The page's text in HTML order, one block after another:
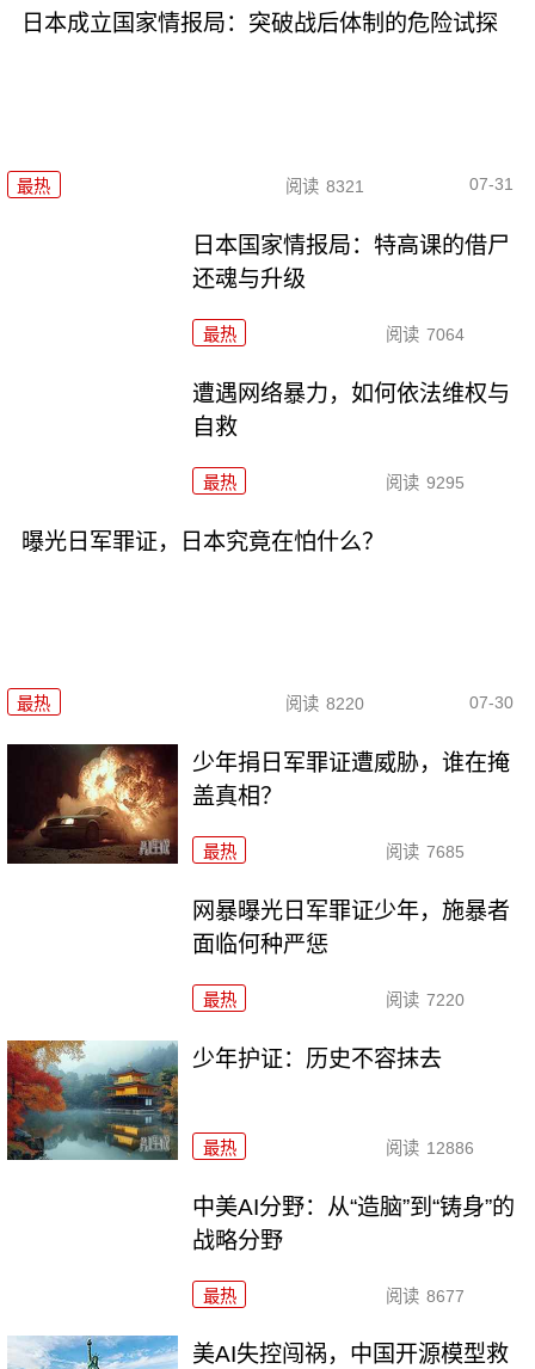
日本成立国家情报局：突破战后体制的危险试探
最热 阅读 8321 07-31
日本国家情报局：特高课的借尸
还魂与升级
最热 阅读 7064
遭遇网络暴力，如何依法维权与
自救
最热 阅读 9295
曝光日军罪证，日本究竟在怕什么？
最热 阅读 8220 07-30
少年捐日军罪证遭威胁，谁在掩
盖真相？
最热 阅读 7685
网暴曝光日军罪证少年，施暴者
面临何种严惩
最热 阅读 7220
少年护证：历史不容抹去
最热 阅读 12886
中美AI分野：从“造脑”到“铸身”的
战略分野
最热 阅读 8677
美AI失控闯祸，中国开源模型救